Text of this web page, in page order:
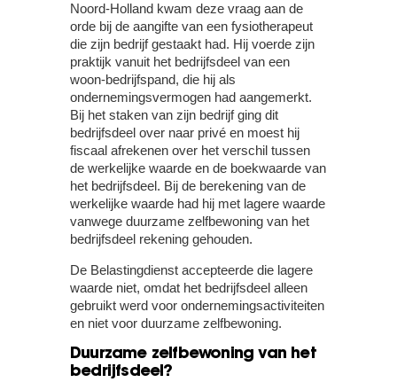
Noord-Holland kwam deze vraag aan de
orde bij de aangifte van een fysiotherapeut
die zijn bedrijf gestaakt had. Hij voerde zijn
praktijk vanuit het bedrijfsdeel van een
woon-bedrijfspand, die hij als
ondernemingsvermogen had aangemerkt.
Bij het staken van zijn bedrijf ging dit
bedrijfsdeel over naar privé en moest hij
fiscaal afrekenen over het verschil tussen
de werkelijke waarde en de boekwaarde van
het bedrijfsdeel. Bij de berekening van de
werkelijke waarde had hij met lagere waarde
vanwege duurzame zelfbewoning van het
bedrijfsdeel rekening gehouden.
De Belastingdienst accepteerde die lagere
waarde niet, omdat het bedrijfsdeel alleen
gebruikt werd voor ondernemingsactiviteiten
en niet voor duurzame zelfbewoning.
Duurzame zelfbewoning van het
bedrijfsdeel?